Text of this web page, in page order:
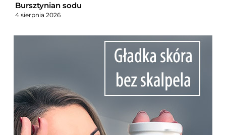
Bursztynian sodu
4 sierpnia 2026